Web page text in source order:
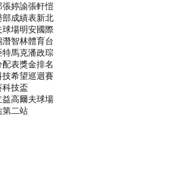
張婷諭張軒愷
部成績表新北
球場明安國際
潛智林體育台
特馬克潘政琮
配表獎金排名
技希望巡迴賽
科技盃
益高爾夫球場
第二站